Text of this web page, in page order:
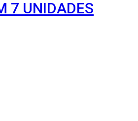
7 UNIDADES